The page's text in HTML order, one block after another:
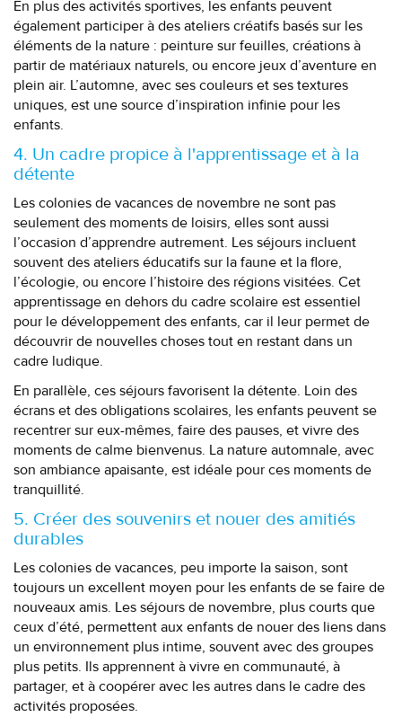
En plus des activités sportives, les enfants peuvent
également participer à des ateliers créatifs basés sur les
éléments de la nature : peinture sur feuilles, créations à
partir de matériaux naturels, ou encore jeux d’aventure en
plein air. L’automne, avec ses couleurs et ses textures
uniques, est une source d’inspiration infinie pour les
enfants.
4. Un cadre propice à l'apprentissage et à la
détente
Les colonies de vacances de novembre ne sont pas
seulement des moments de loisirs, elles sont aussi
l’occasion d’apprendre autrement. Les séjours incluent
souvent des ateliers éducatifs sur la faune et la flore,
l’écologie, ou encore l’histoire des régions visitées. Cet
apprentissage en dehors du cadre scolaire est essentiel
pour le développement des enfants, car il leur permet de
découvrir de nouvelles choses tout en restant dans un
cadre ludique.
En parallèle, ces séjours favorisent la détente. Loin des
écrans et des obligations scolaires, les enfants peuvent se
recentrer sur eux-mêmes, faire des pauses, et vivre des
moments de calme bienvenus. La nature automnale, avec
son ambiance apaisante, est idéale pour ces moments de
tranquillité.
5. Créer des souvenirs et nouer des amitiés
durables
Les colonies de vacances, peu importe la saison, sont
toujours un excellent moyen pour les enfants de se faire de
nouveaux amis. Les séjours de novembre, plus courts que
ceux d’été, permettent aux enfants de nouer des liens dans
un environnement plus intime, souvent avec des groupes
plus petits. Ils apprennent à vivre en communauté, à
partager, et à coopérer avec les autres dans le cadre des
activités proposées.